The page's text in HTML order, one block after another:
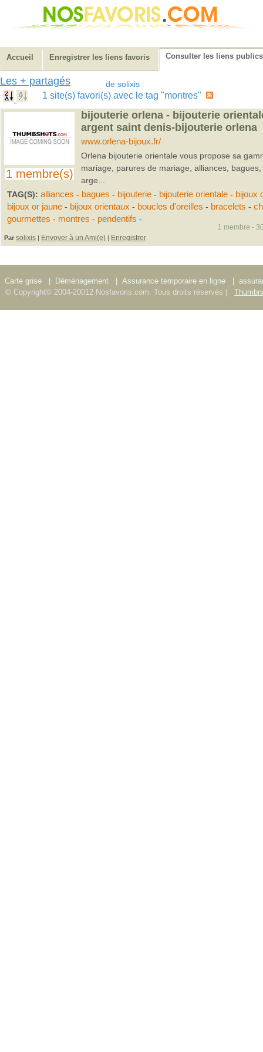
Accueil Enregistrer les liens favoris Consulter les liens publics
Les + partagés de solixis
1 site(s) favori(s) avec le tag "montres"
1 membre(s)
bijouterie orlena - bijouterie
argent saint denis-bijouterie orlena
www.orlena-bijoux.fr/
Orlena bijouterie orientale vous propose sa
mariage, parures de mariage, alliances,
arge...
TAG(S): alliances - bagues - bijouterie - bijouterie orientale - bijoux
bijoux or jaune - bijoux orientaux - boucles d'oreilles - bracelets -
gourmettes - montres - pendentifs -
Par solixis | Envoyer à un Ami(e) | Enregistrer
1 membre -
Carte grise Déménagement Assurance temporaire en ligne
© Copyright© 2004-20012 Nosfavoris.com. Tous droits réservés |